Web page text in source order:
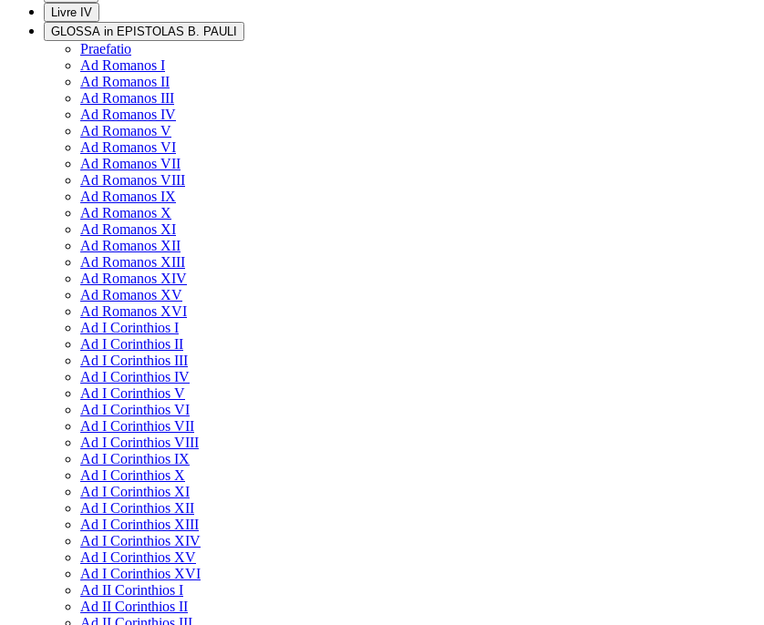
Livre IV
GLOSSA in EPISTOLAS B. PAULI
Praefatio
Ad Romanos I
Ad Romanos II
Ad Romanos III
Ad Romanos IV
Ad Romanos V
Ad Romanos VI
Ad Romanos VII
Ad Romanos VIII
Ad Romanos IX
Ad Romanos X
Ad Romanos XI
Ad Romanos XII
Ad Romanos XIII
Ad Romanos XIV
Ad Romanos XV
Ad Romanos XVI
Ad I Corinthios I
Ad I Corinthios II
Ad I Corinthios III
Ad I Corinthios IV
Ad I Corinthios V
Ad I Corinthios VI
Ad I Corinthios VII
Ad I Corinthios VIII
Ad I Corinthios IX
Ad I Corinthios X
Ad I Corinthios XI
Ad I Corinthios XII
Ad I Corinthios XIII
Ad I Corinthios XIV
Ad I Corinthios XV
Ad I Corinthios XVI
Ad II Corinthios I
Ad II Corinthios II